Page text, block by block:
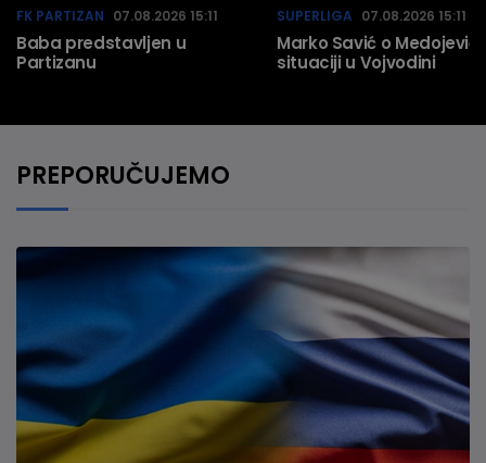
FK PARTIZAN 07.08.2026 15:11
Baba predstavljen u
Partizanu
SUPERLIGA 07.08.2026 15:11
Marko Savić o
situaciji u Vojvodini
PREPORUČUJEMO